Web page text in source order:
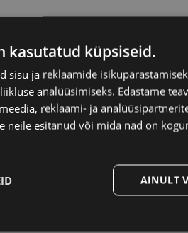
55-18
havana
kasutatud küpsiseid.
sisu ja reklaamide
analüüsimiseks. Edastame
reklaami- ja
neile esitanud või mida nad on
AINULT